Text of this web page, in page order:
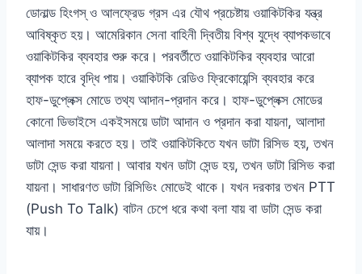
ডোনাল্ড হিংগস্ ও আলফ্রেড গ্রস এর যৌথ প্রচেষ্টায় ওয়াকিটকির যন্ত্র
আবিষ্কৃত হয়। আমেরিকান সেনা বাহিনী দ্বিতীয় বিশ্ব যুদ্ধে ব্যাপকভাবে
ওয়াকিটকির ব্যবহার শুরু করে। পরবর্তীতে ওয়াকিটকির ব্যবহার আরো
ব্যাপক হারে বৃদ্ধি পায়। ওয়াকিটকি রেডিও ফ্রিকোয়েন্সি ব্যবহার করে
হাফ-ডুপ্লেক্স মোডে তথ্য আদান-প্রদান করে। হাফ-ডুপ্লেক্স মোডের
কোনো ডিভাইসে একইসময়ে ডাটা আদান ও প্রদান করা যায়না, আলাদা
আলাদা সময়ে করতে হয়। তাই ওয়াকিটকিতে যখন ডাটা রিসিভ হয়, তখন
ডাটা সেন্ড করা যায়না। আবার যখন ডাটা সেন্ড হয়, তখন ডাটা রিসিভ করা
যায়না। সাধারণত ডাটা রিসিভিং মোডেই থাকে। যখন দরকার তখন PTT
(Push To Talk) বাটন চেপে ধরে কথা বলা যায় বা ডাটা সেন্ড করা
যায়।